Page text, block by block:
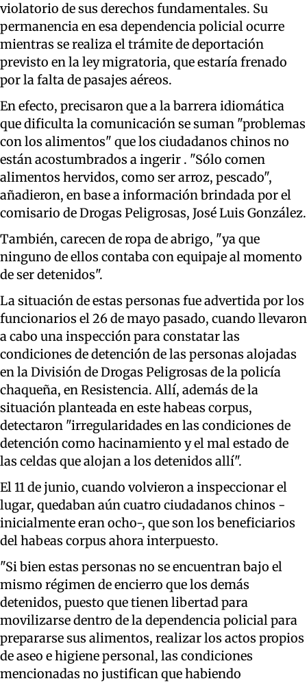
violatorio de sus derechos fundamentales. Su
permanencia en esa dependencia policial ocurre
mientras se realiza el trámite de deportación
previsto en la ley migratoria, que estaría frenado
por la falta de pasajes aéreos.
En efecto, precisaron que a la barrera idiomática
que dificulta la comunicación se suman "problemas
con los alimentos" que los ciudadanos chinos no
están acostumbrados a ingerir . "Sólo comen
alimentos hervidos, como ser arroz, pescado",
añadieron, en base a información brindada por el
comisario de Drogas Peligrosas, José Luis González.
También, carecen de ropa de abrigo, "ya que
ninguno de ellos contaba con equipaje al momento
de ser detenidos".
La situación de estas personas fue advertida por los
funcionarios el 26 de mayo pasado, cuando llevaron
a cabo una inspección para constatar las
condiciones de detención de las personas alojadas
en la División de Drogas Peligrosas de la policía
chaqueña, en Resistencia. Allí, además de la
situación planteada en este habeas corpus,
detectaron "irregularidades en las condiciones de
detención como hacinamiento y el mal estado de
las celdas que alojan a los detenidos allí".
El 11 de junio, cuando volvieron a inspeccionar el
lugar, quedaban aún cuatro ciudadanos chinos -
inicialmente eran ocho-, que son los beneficiarios
del habeas corpus ahora interpuesto.
"Si bien estas personas no se encuentran bajo el
mismo régimen de encierro que los demás
detenidos, puesto que tienen libertad para
movilizarse dentro de la dependencia policial para
prepararse sus alimentos, realizar los actos propios
de aseo e higiene personal, las condiciones
mencionadas no justifican que habiendo